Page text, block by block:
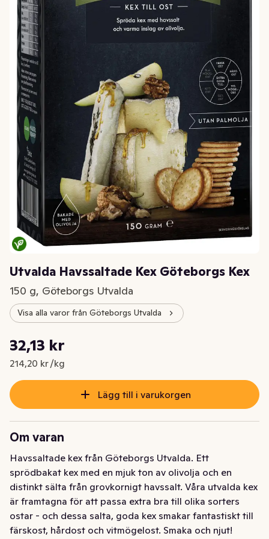
Utvalda Havssaltade Kex Göteborgs Kex
150 g, Göteborgs Utvalda
Visa alla varor från Göteborgs Utvalda
Nuvarande pris är: 32,13 kr
32,13 kr
214,20 kr /kg
Styckpris: 214,20 kr /kg
Lägg till i varukorgen
Om varan
Havssaltade kex från Göteborgs Utvalda. Ett
sprödbakat kex med en mjuk ton av olivolja och en
distinkt sälta från grovkornigt havssalt. Våra utvalda kex
är framtagna för att passa extra bra till olika sorters
ostar - och dessa salta, goda kex smakar fantastiskt till
färskost, hårdost och vitmögelost. Smaka och njut!